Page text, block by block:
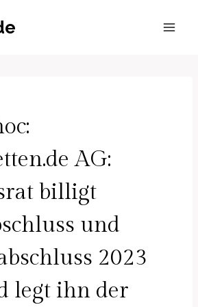
AG:
billigt
und
2023
legt ihn der